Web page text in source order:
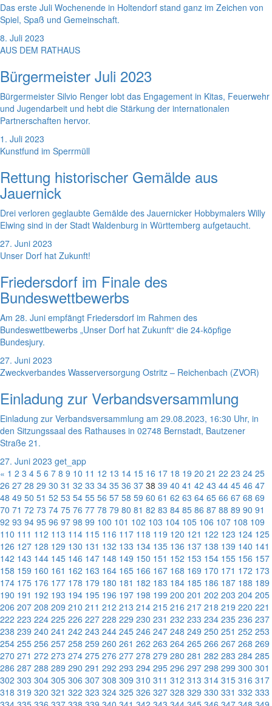
Das erste Juli Wochenende in Holtendorf stand ganz im Zeichen von
Spiel, Spaß und Gemeinschaft.
8. Juli 2023
AUS DEM RATHAUS
Bürgermeister Juli 2023
Bürgermeister Silvio Renger lobt das Engagement in Kitas, Feuerwehr
und Jugendarbeit und hebt die Stärkung der internationalen
Partnerschaften hervor.
1. Juli 2023
Kunstfund im Sperrmüll
Rettung historischer Gemälde aus
Jauernick
Drei verloren geglaubte Gemälde des Jauernicker Hobbymalers Willy
Elwing sind in der Stadt Waldenburg in Württemberg aufgetaucht.
27. Juni 2023
Unser Dorf hat Zukunft!
Friedersdorf im Finale des
Bundeswettbewerbs
Am 28. Juni empfängt Friedersdorf im Rahmen des
Bundeswettbewerbs „Unser Dorf hat Zukunft“ die 24-köpfige
Bundesjury.
27. Juni 2023
Zweckverbandes Wasserversorgung Ostritz – Reichenbach (ZVOR)
Einladung zur Verbandsversammlung
Einladung zur Verbandsversammlung am 29.08.2023, 16:30 Uhr, in
den Sitzungssaal des Rathauses in 02748 Bernstadt, Bautzener
Straße 21.
27. Juni 2023 get_app
« 1 2 3 4 5 6 7 8 9 10 11 12 13 14 15 16 17 18 19 20 21 22 23 24 25
26 27 28 29 30 31 32 33 34 35 36 37 38 39 40 41 42 43 44 45 46 47
48 49 50 51 52 53 54 55 56 57 58 59 60 61 62 63 64 65 66 67 68 69
70 71 72 73 74 75 76 77 78 79 80 81 82 83 84 85 86 87 88 89 90 91
92 93 94 95 96 97 98 99 100 101 102 103 104 105 106 107 108 109
110 111 112 113 114 115 116 117 118 119 120 121 122 123 124 125
126 127 128 129 130 131 132 133 134 135 136 137 138 139 140 141
142 143 144 145 146 147 148 149 150 151 152 153 154 155 156 157
158 159 160 161 162 163 164 165 166 167 168 169 170 171 172 173
174 175 176 177 178 179 180 181 182 183 184 185 186 187 188 189
190 191 192 193 194 195 196 197 198 199 200 201 202 203 204 205
206 207 208 209 210 211 212 213 214 215 216 217 218 219 220 221
222 223 224 225 226 227 228 229 230 231 232 233 234 235 236 237
238 239 240 241 242 243 244 245 246 247 248 249 250 251 252 253
254 255 256 257 258 259 260 261 262 263 264 265 266 267 268 269
270 271 272 273 274 275 276 277 278 279 280 281 282 283 284 285
286 287 288 289 290 291 292 293 294 295 296 297 298 299 300 301
302 303 304 305 306 307 308 309 310 311 312 313 314 315 316 317
318 319 320 321 322 323 324 325 326 327 328 329 330 331 332 333